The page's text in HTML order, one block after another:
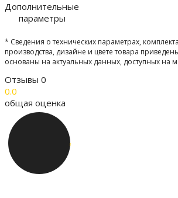
Дополнительные
параметры
* Сведения о технических параметрах,
производства, дизайне и цвете товара
основаны на актуальных данных, доступных на
Отзывы 0
0.0
общая оценка